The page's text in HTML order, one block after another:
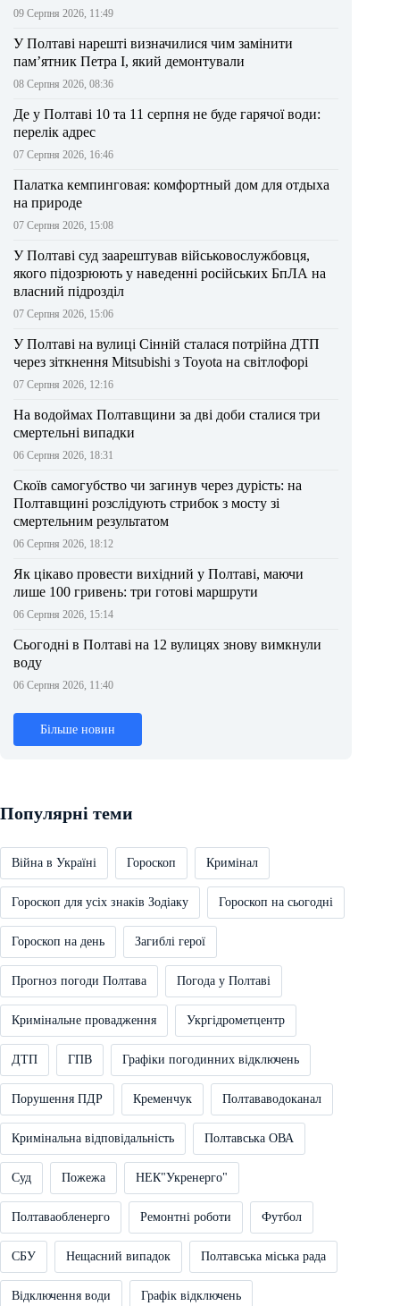
09 Серпня 2026, 11:49
У Полтаві нарешті визначилися чим замінити
пам’ятник Петра І, який демонтували
08 Серпня 2026, 08:36
Де у Полтаві 10 та 11 серпня не буде гарячої води:
перелік адрес
07 Серпня 2026, 16:46
Палатка кемпинговая: комфортный дом для отдыха
на природе
07 Серпня 2026, 15:08
У Полтаві суд заарештував військовослужбовця,
якого підозрюють у наведенні російських БпЛА на
власний підрозділ
07 Серпня 2026, 15:06
У Полтаві на вулиці Сінній сталася потрійна ДТП
через зіткнення Mitsubishi з Toyota на світлофорі
07 Серпня 2026, 12:16
На водоймах Полтавщини за дві доби сталися три
смертельні випадки
06 Серпня 2026, 18:31
Скоїв самогубство чи загинув через дурість: на
Полтавщині розслідують стрибок з мосту зі
смертельним результатом
06 Серпня 2026, 18:12
Як цікаво провести вихідний у Полтаві, маючи
лише 100 гривень: три готові маршрути
06 Серпня 2026, 15:14
Сьогодні в Полтаві на 12 вулицях знову вимкнули
воду
06 Серпня 2026, 11:40
Більше новин
Популярні теми
Війна в Україні Гороскоп Кримінал
Гороскоп для усіх знаків Зодіаку Гороскоп на сьогодні
Гороскоп на день Загиблі герої
Прогноз погоди Полтава Погода у Полтаві
Кримінальне провадження Укргідрометцентр
ДТП ГПВ Графіки погодинних відключень
Порушення ПДР Кременчук Полтававодоканал
Кримінальна відповідальність Полтавська ОВА
Суд Пожежа НЕК"Укренерго"
Полтаваобленерго Ремонтні роботи Футбол
СБУ Нещасний випадок Полтавська міська рада
Відключення води Графік відключень